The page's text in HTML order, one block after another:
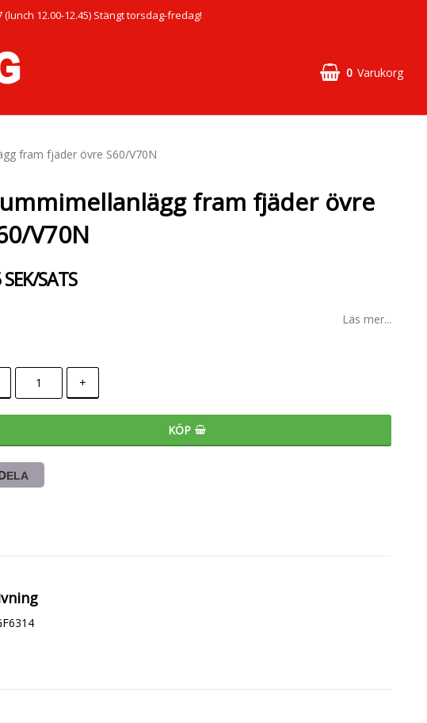
12.00-12.45) Stängt torsdag-fredag!
0 Varukorg
fram fjäder övre S60/V70N
fram fjäder övre
V70N
SATS
Läs mer...
+
KÖP
DELA